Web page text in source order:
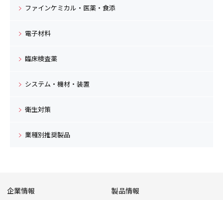
ファインケミカル・医薬・食添
電子材料
臨床検査薬
システム・機材・装置
衛生対策
業種別推奨製品
企業情報 製品情報